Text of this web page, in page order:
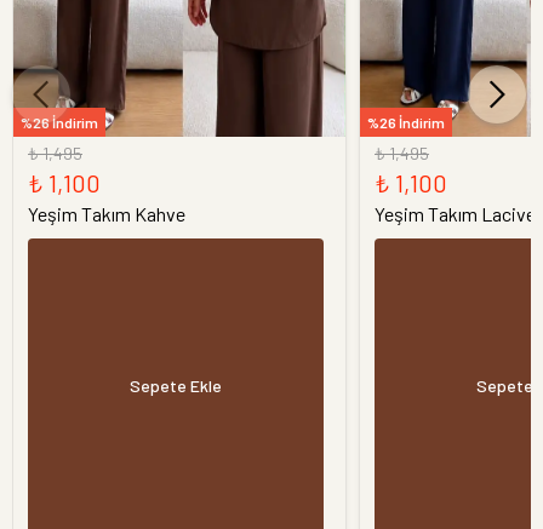
%26 İndirim
₺ 1,495
₺ 1,100
Yeşim Takım Kahve
Sepete Ekle
%26 İndirim
₺ 1,495
₺ 1,100
Yeşim Takım
Sepete